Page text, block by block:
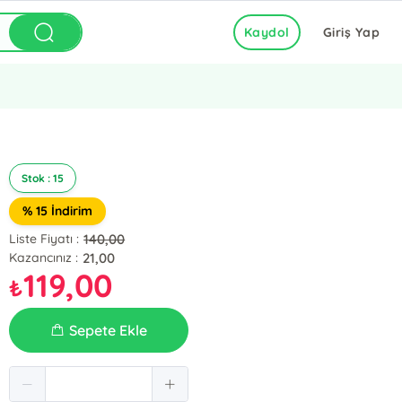
Giriş Yap
Kaydol
Stok : 15
% 15 İndirim
Liste Fiyatı : 140,00
Kazancınız : 21,00
₺119,00
Sepete Ekle